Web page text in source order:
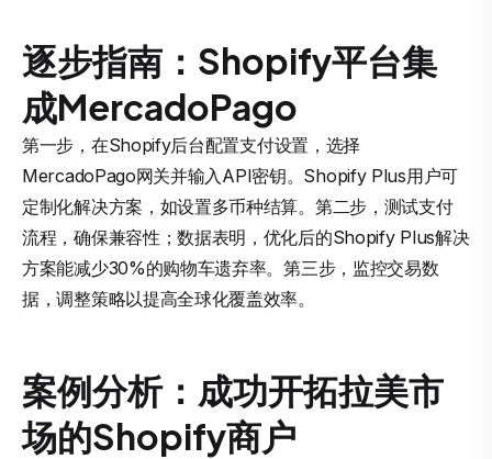
逐步指南：Shopify平台集
成MercadoPago
第一步，在Shopify后台配置支付设置，选择
MercadoPago网关并输入API密钥。Shopify Plus用户可
定制化解决方案，如设置多币种结算。第二步，测试支付
流程，确保兼容性；数据表明，优化后的Shopify Plus解决
方案能减少30%的购物车遗弃率。第三步，监控交易数
据，调整策略以提高全球化覆盖效率。
案例分析：成功开拓拉美市
场的Shopify商户